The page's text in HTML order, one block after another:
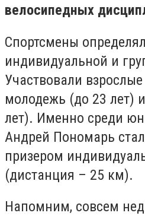
велосипедных
Спортсмены
индивидуальной и
Участвовали
молодежь (до 23 лет)
лет). Именно среди
Андрей Пономарь
призером
(дистанция – 25 км).
Напомним, совсем